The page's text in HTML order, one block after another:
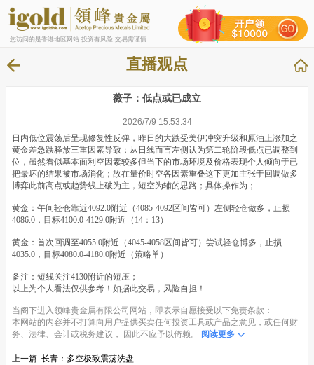
您访问的是香港地区网站 投资有风险 交易需谨慎
直播观点
薇子：低点或已成立
2026/7/9 15:53:34
日内低位震荡后呈现修复性反弹，昨日的大跌受美伊冲突升级和原油上涨加之
黄金差急跌释放三重因素导致；从日线而言左侧认为第二轮阶段低点已调整到
位，虽然看似基本面利空因素较多但当下的市场环境及价格表现个人倾向于已
把最坏的结果被市场消化；故在量价时空各因素重叠这下更加主张于回调做多
博弈此前高点或趋势线上破为主，短空为辅的思路；具体操作为；
黄金：午间轻仓靠近4092.0附近（4085-4092区间皆可）左侧轻仓做多，止损
4086.0，目标4100.0-4129.0附近（14：13）
黄金：首次回调至4055.0附近（4045-4058区间皆可）尝试轻仓博多，止损
4035.0，目标4080.0-4180.0附近（策略单）
备注：短线关注4130附近的短压；
以上为个人看法仅供参考！如据此交易，风险自担！
当阁下进入领峰贵金属有限公司网站，即表示自愿接受以下免责条款：
本网站的内容并不打算向用户提供买卖任何投资工具或产品之意见，或任何财
务、法律、会计或税务建议， 因此不应予以倚赖。
阅读更多
上一篇: 长青：多空极致震荡洗盘